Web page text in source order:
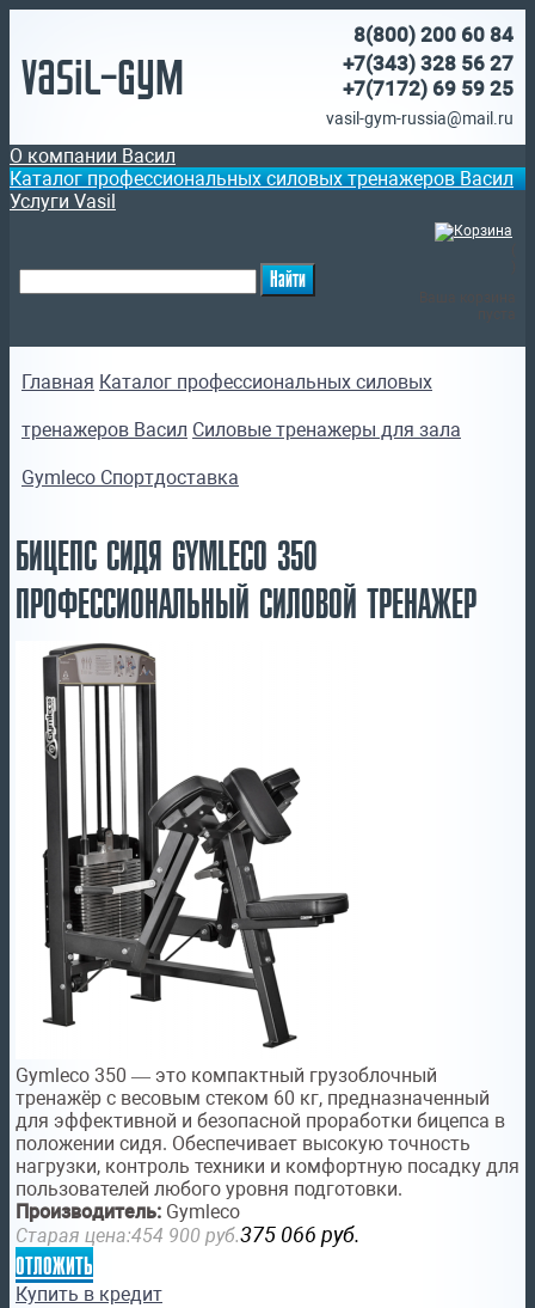
Vasil-Gym
8(800) 200 60 84
+7(343) 328 56 27
+7(7172) 69 59 25
vasil-gym-russia@mail.ru
О компании Васил
Каталог профессиональных силовых тренажеров Васил
Услуги Vasil
Главная Каталог профессиональных силовых
тренажеров Васил Силовые тренажеры для зала
Gymleco Спортдоставка
БИЦЕПС СИДЯ GYMLECO 350
ПРОФЕССИОНАЛЬНЫЙ СИЛОВОЙ ТРЕНАЖЕР
Gymleco 350 — это компактный грузоблочный
тренажёр с весовым стеком 60 кг, предназначенный
для эффективной и безопасной проработки бицепса в
положении сидя. Обеспечивает высокую точность
нагрузки, контроль техники и комфортную посадку для
пользователей любого уровня подготовки.
Производитель: Gymleco
Старая цена:454 900 руб.375 066 руб.
отложить
Купить в кредит